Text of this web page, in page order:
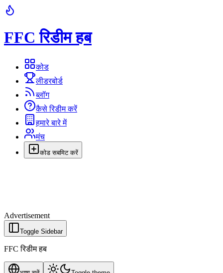
FFC रिडीम हब
कोड
लीडरबोर्ड
ब्लॉग
कैसे रिडीम करें
हमारे बारे में
मंच
कोड सबमिट करें
Advertisement
Toggle Sidebar
FFC रिडीम हब